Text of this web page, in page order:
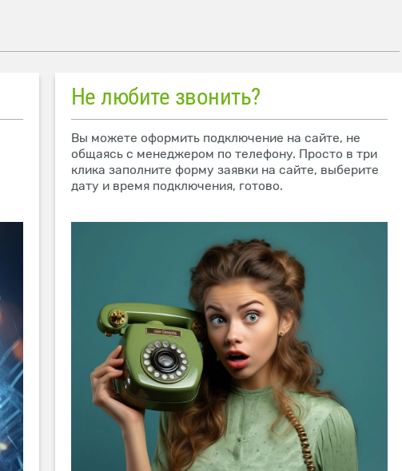
Не любите звонить?
Вы можете оформить подключение на сайте, не
общаясь с менеджером по телефону. Просто в три
клика заполните форму заявки на сайте, выберите
дату и время подключения, готово.